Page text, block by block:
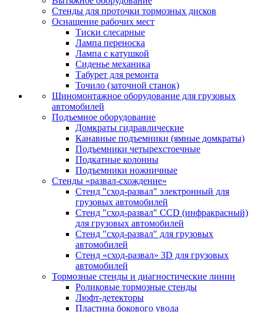
Стенды для проточки тормозных дисков
Оснащение рабочих мест
Тиски слесарные
Лампа переноска
Лампа с катушкой
Сиденье механика
Табурет для ремонта
Точило (заточной станок)
Шиномонтажное оборудование для грузовых
автомобилей
Подъемное оборудование
Домкраты гидравлические
Канавные подъемники (ямные домкраты)
Подъемники четырехстоечные
Подкатные колонны
Подъемники ножничные
Стенды «развал-схождение»
Стенд "сход-развал" электронный для
грузовых автомобилей
Стенд "сход-развал" CCD (инфракрасный)
для грузовых автомобилей
Стенд "сход-развал" для грузовых
автомобилей
Стенд «сход-развал» 3D для грузовых
автомобилей
Тормозные стенды и диагностические линии
Роликовые тормозные стенды
Люфт-детекторы
Пластина бокового увода